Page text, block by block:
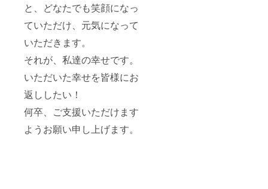
と、どなたでも笑顔になっ
ていただけ、元気になって
いただきます。
それが、私達の幸せです。
いただいた幸せを皆様にお
返ししたい！
何卒、ご支援いただけます
ようお願い申し上げます。